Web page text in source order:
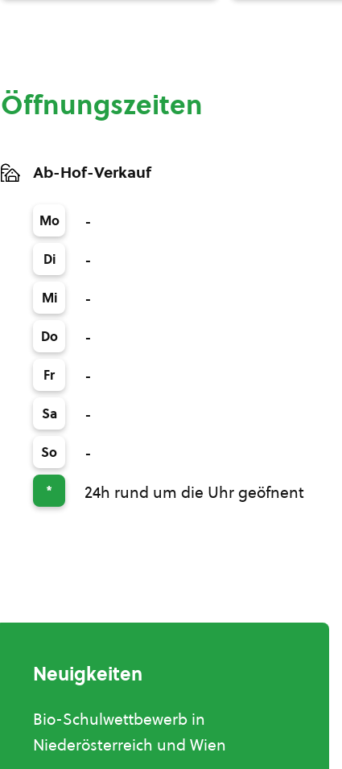
Öffnungszeiten
Ab-Hof-Verkauf
Mo -
Di -
Mi -
Do -
Fr -
Sa -
So -
* 24h rund um die Uhr geöfnent
Neuigkeiten
Bio-Schulwettbewerb in
Niederösterreich und Wien